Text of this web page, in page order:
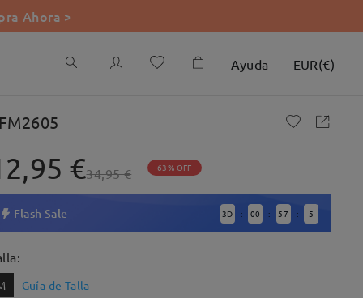
Ahora >
Ayuda EUR(€)
€34,95 € 63% OFF
Flash Sale 3D : 00 : 57 : 4
Guía de Talla